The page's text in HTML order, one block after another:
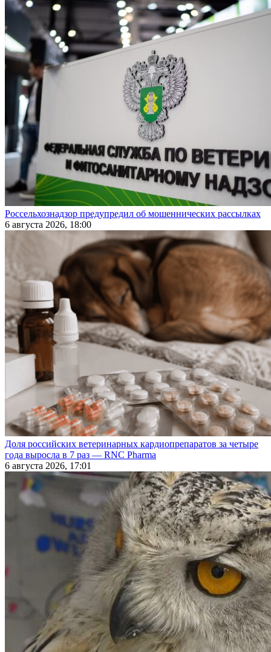
Россельхознадзор предупредил об мошеннических рассылках
6 августа 2026, 18:00
Доля российских ветеринарных кардиопрепаратов за четыре
года выросла в 7 раз — RNC Pharma
6 августа 2026, 17:01